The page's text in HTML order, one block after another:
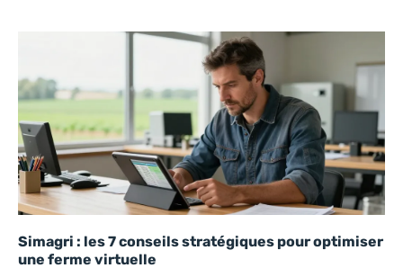
Simagri : les 7 conseils stratégiques pour optimiser
une ferme virtuelle